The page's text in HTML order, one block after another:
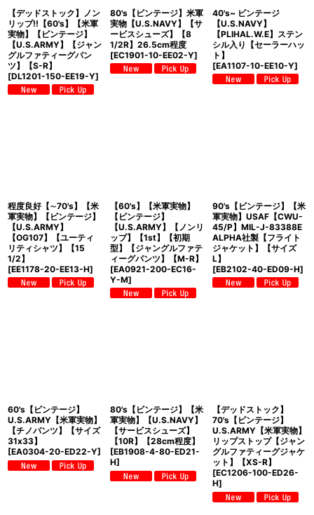
【デッドストック】ノン
リップ!!【60's】【米軍
実物】【ビンテージ】
【U.S.ARMY】【ジャン
グルファティーグパン
ツ】【S-R】
[DL1201-150-EE19-Y]
80's【ビンテージ】米軍
実物【U.S.NAVY】【サ
ービスシューズ】【8
1/2R】26.5cm程度
[EC1901-10-EE02-Y]
40's~ ビンテージ
【U.S.NAVY】
【PLIHAL.W.E】ステン
シル入り【セーラーハッ
ト】
[EA1107-10-EE10-Y]
程度良好【∼70's】【米
軍実物】【ビンテージ】
【U.S.ARMY】
【OG107】【ユーティ
リティシャツ】【15
1/2】
[EE1178-20-EE13-H]
【60's】【米軍実物】
【ビンテージ】
【U.S.ARMY】【ノンリ
ップ】【1st】【初期
型】【ジャングルファテ
ィーグパンツ】【M-R】
[EA0921-200-EC16-
Y-M]
90's【ビンテージ】【米
軍実物】USAF【CWU-
45/P】MIL-J-83388E
ALPHA社製【フライト
ジャケット】【サイズ
L】
[EB2102-40-ED09-H]
60's【ビンテージ】
U.S.ARMY【米軍実物】
【チノパンツ】【サイズ
31x33】
[EA0304-20-ED22-Y]
80's【ビンテージ】【米
軍実物】【U.S.NAVY】
【サービスシューズ】
【10R】【28cm程度】
[EB1908-4-80-ED21-
H]
【デッドストック】
70's【ビンテージ】
U.S.ARMY【米軍実物】
リップストップ【ジャン
グルファティーグジャケ
ット】【XS-R】
[EC1206-100-ED26-
H]